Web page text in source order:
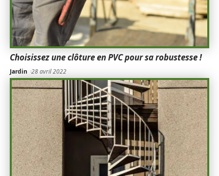
Choisissez une clôture en PVC pour sa robustesse !
Jardin 28 avril 2022